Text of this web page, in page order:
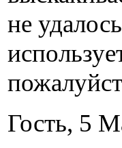
не
Гость, 5